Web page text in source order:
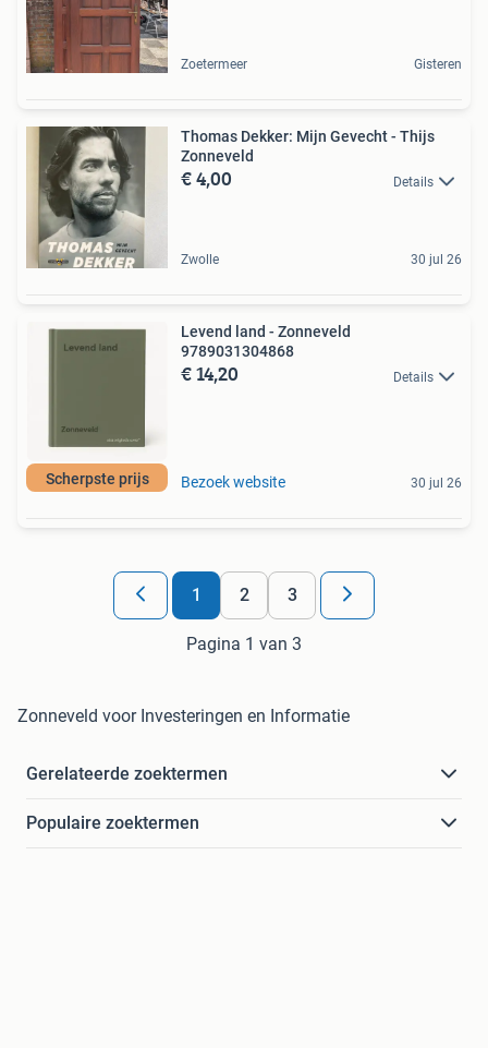
Zoetermeer Gisteren
Thomas Dekker: Mijn Gevecht - Thijs
Zonneveld
€ 4,00 Details
Zwolle 30 jul 26
Scherpste prijs
Levend land - Zonneveld
9789031304868
€ 14,20 Details
Bezoek website 30 jul 26
1 2 3
Pagina 1 van 3
Zonneveld voor Investeringen en Informatie
Gerelateerde zoektermen
Populaire zoektermen